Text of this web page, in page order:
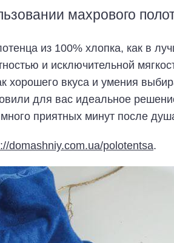
махрового
из 100% хлопка, как в
и исключительной
хорошего вкуса и умения
для вас идеальное
приятных минут после
domashniy.com.ua/polotentsa.